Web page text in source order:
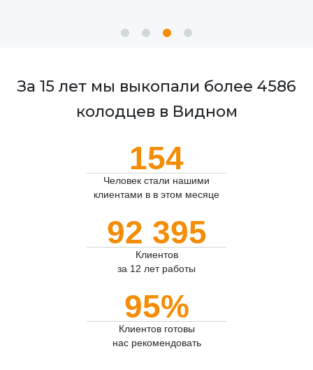
За 15 лет мы выкопали более 4586
колодцев в Видном
154
Человек стали нашими
клиентами в в этом месяце
92 395
Клиентов
за 12 лет работы
95%
Клиентов готовы
нас рекомендовать